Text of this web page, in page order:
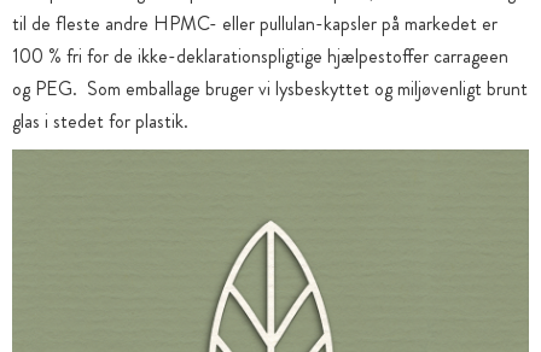
til de fleste andre HPMC- eller pullulan-kapsler på markedet er
100 % fri for de ikke-deklarationspligtige hjælpestoffer carrageen
og PEG. Som emballage bruger vi lysbeskyttet og miljøvenligt brunt
glas i stedet for plastik.